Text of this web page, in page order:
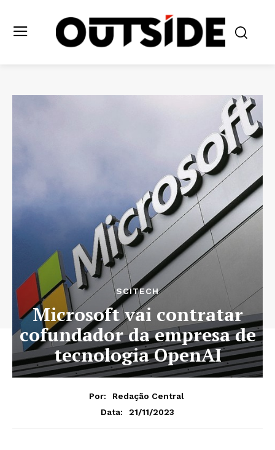
SCITECH
Microsoft vai contratar
cofundador da empresa de
tecnologia OpenAI
Por:
Redação Central
Data:
21/11/2023